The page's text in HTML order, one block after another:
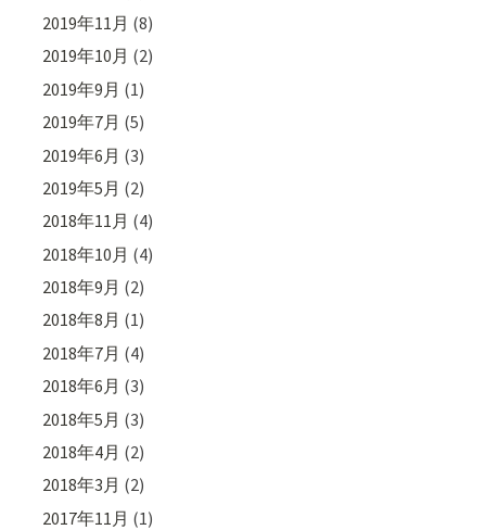
2019年11月 (8)
2019年10月 (2)
2019年9月 (1)
2019年7月 (5)
2019年6月 (3)
2019年5月 (2)
2018年11月 (4)
2018年10月 (4)
2018年9月 (2)
2018年8月 (1)
2018年7月 (4)
2018年6月 (3)
2018年5月 (3)
2018年4月 (2)
2018年3月 (2)
2017年11月 (1)